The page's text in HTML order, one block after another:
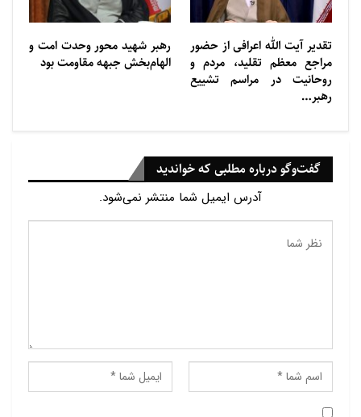
تقدیر آیت الله اعرافی از حضور
مراجع معظم تقلید، مردم و
روحانیت در مراسم تشییع
رهبر…
رهبر شهید محور وحدت امت و
الهام‌بخش جبهه مقاومت بود
گفت‌وگو درباره مطلبی که خواندید
آدرس ایمیل شما منتشر نمی‌شود.